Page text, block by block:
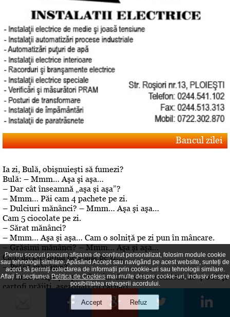
Bancul zilei
Ia zi, Bulă, obişnuieşti să fumezi?
Bulă: – Mmm… Aşa şi aşa…
– Dar cât înseamnă „aşa şi aşa”?
– Mmm… Păi cam 4 pachete pe zi.
– Dulciuri mănânci? – Mmm… Aşa şi aşa…
Cam 5 ciocolate pe zi.
– Sărat mănânci?
– Mmm… Aşa şi aşa… Cam o solniţă pe zi pun în mâncare.
– Grăsimi mănânci? – Mmm… Aşa şi aşa…
Cam un kil- două de slană pe zi…
– Prăjit mănânci?
– Mmm… Aşa şi aşa… Pe zi… Cam câte o omletă de 4 ouă şi
cartofi prăjiţi, asezonaţi cu cârnaţi
.– Aha… Dar de băut, bei? – A, da! De băut, beau!
Pentru scopuri precum afișarea de conținut personalizat, folosim module cookie
sau tehnologii similare. Apăsând Accept sau navigând pe acest website, sunteți de
acord să permiți colectarea de informații prin cookie-uri sau tehnologii similare.
Aflați în secțiuneaPolitica de Cookies mai multe despre cookie-uri, inclusiv despre
posibilitatea retragerii acordului.